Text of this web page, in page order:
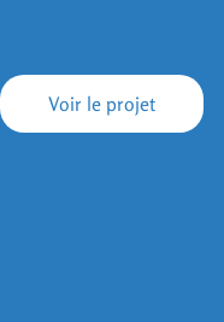
Voir le projet